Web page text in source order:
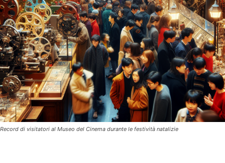
Record di visitatori al Museo del Cinema durante le festività natalizie